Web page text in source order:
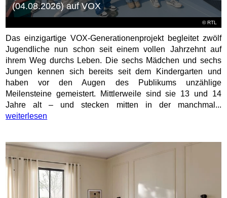
©RTL
(04.08.2026) auf VOX
Das einzigartige VOX-Generationenprojekt begleitet zwölf
Jugendliche nun schon seit einem vollen Jahrzehnt auf
ihrem Weg durchs Leben. Die sechs Mädchen und sechs
Jungen kennen sich bereits seit dem Kindergarten und
haben vor den Augen des Publikums unzählige
Meilensteine gemeistert. Mittlerweile sind sie 13 und 14
Jahre alt – und stecken mitten in der manchmal...
weiterlesen